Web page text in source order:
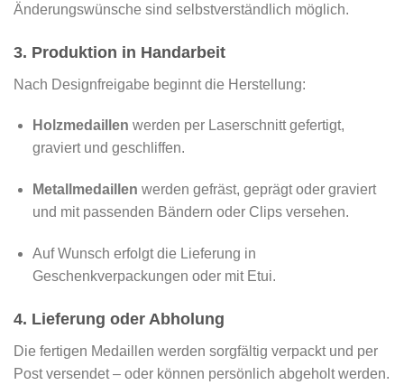
Änderungswünsche sind selbstverständlich möglich.
3. Produktion in Handarbeit
Nach Designfreigabe beginnt die Herstellung:
Holzmedaillen werden per Laserschnitt gefertigt,
graviert und geschliffen.
Metallmedaillen werden gefräst, geprägt oder graviert
und mit passenden Bändern oder Clips versehen.
Auf Wunsch erfolgt die Lieferung in
Geschenkverpackungen oder mit Etui.
4. Lieferung oder Abholung
Die fertigen Medaillen werden sorgfältig verpackt und per
Post versendet – oder können persönlich abgeholt werden.